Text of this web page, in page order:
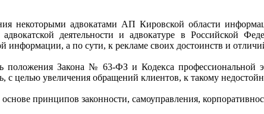
некоторыми адвокатами АП Кировской области
адвокатской деятельности и адвокатуре в Российской
информации, а по сути, к рекламе своих достоинств и
Закона № 63-ФЗ и Кодекса профессиональной
с целью увеличения обращений клиентов, к такому
принципов законности, самоуправления,